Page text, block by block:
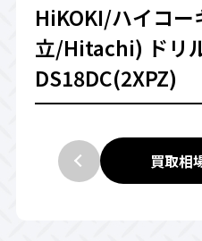
HiKOKI/ハイコー
立/Hitachi) ドリ
DS18DC(2XPZ)
買取相